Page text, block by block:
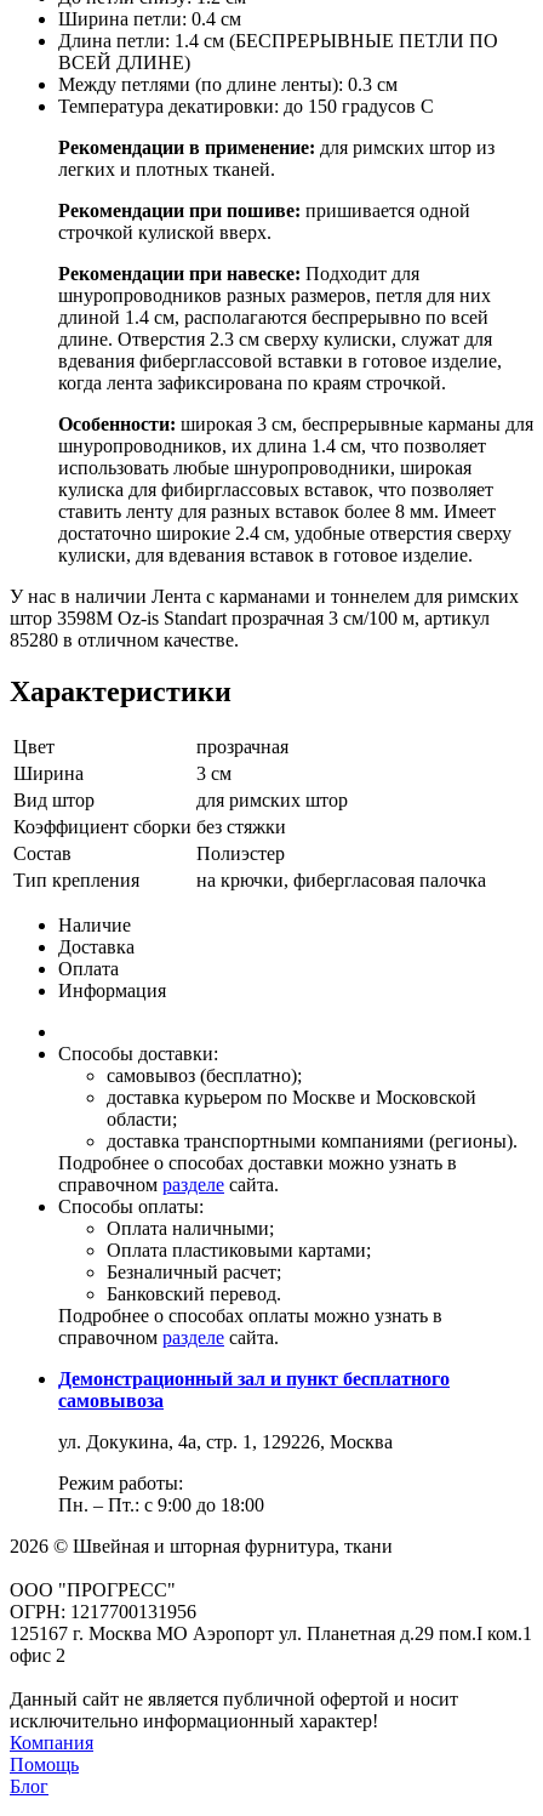
Ширина петли: 0.4 см
Длина петли: 1.4 см (БЕСПРЕРЫВНЫЕ ПЕТЛИ ПО
ВСЕЙ ДЛИНЕ)
Между петлями (по длине ленты): 0.3 см
Температура декатировки: до 150 градусов С
Рекомендации в применение: для римских штор из
легких и плотных тканей.
Рекомендации при пошиве: пришивается одной
строчкой кулиской вверх.
Рекомендации при навеске: Подходит для
шнуропроводников разных размеров, петля для них
длиной 1.4 см, располагаются беспрерывно по всей
длине. Отверстия 2.3 см сверху кулиски, служат для
вдевания фиберглассовой вставки в готовое изделие,
когда лента зафиксирована по краям строчкой.
Особенности: широкая 3 см, беспрерывные карманы для
шнуропроводников, их длина 1.4 см, что позволяет
использовать любые шнуропроводники, широкая
кулиска для фибирглассовых вставок, что позволяет
ставить ленту для разных вставок более 8 мм. Имеет
достаточно широкие 2.4 см, удобные отверстия сверху
кулиски, для вдевания вставок в готовое изделие.
У нас в наличии Лента с карманами и тоннелем для римских
штор 3598M Oz-is Standart прозрачная 3 см/100 м, артикул
85280 в отличном качестве.
Характеристики
Цвет
прозрачная
Ширина
3 см
Вид штор
для римских штор
Коэффициент сборки без стяжки
Состав
Полиэстер
Тип крепления
на крючки, фибергласовая палочка
Наличие
Доставка
Оплата
Информация
Способы доставки:
самовывоз (бесплатно);
доставка курьером по Москве и Московской
области;
доставка транспортными компаниями (регионы).
Подробнее о способах доставки можно узнать в
справочном разделе сайта.
Способы оплаты:
Оплата наличными;
Оплата пластиковыми картами;
Безналичный расчет;
Банковский перевод.
Подробнее о способах оплаты можно узнать в
справочном разделе сайта.
Демонстрационный зал и пункт бесплатного
самовывоза
ул. Докукина, 4а, стр. 1, 129226, Москва
Режим работы:
Пн. – Пт.: с 9:00 до 18:00
2026 © Швейная и шторная фурнитура, ткани
ООО "ПРОГРЕСС"
ОГРН: 1217700131956
125167 г. Москва МО Аэропорт ул. Планетная д.29 пом.I ком.1
офис 2
Данный сайт не является публичной офертой и носит
исключительно информационный характер!
Компания
Помощь
Блог